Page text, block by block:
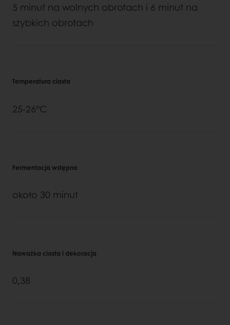
5 minut na wolnych obrotach i 6 minut na
szybkich obrotach
Temperatura ciasta
25-26°C
Fermentacja wstępna
około 30 minut
Naważka ciasta i dekoracja
0,38